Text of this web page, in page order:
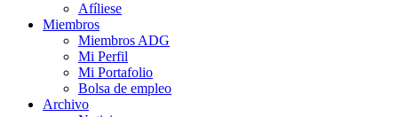
Afíliese
Miembros
Miembros ADG
Mi Perfil
Mi Portafolio
Bolsa de empleo
Archivo